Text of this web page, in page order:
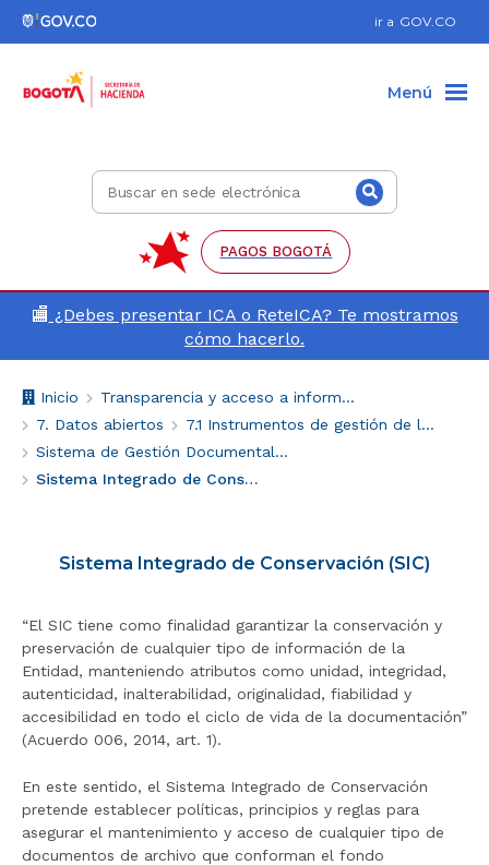
Ir al pie de página (Dirección, teléfono, etc.)
Enlace
ir a GOV.CO
PAGOS BOGOTÁ
Buscar
electrónica
Buscar
Menú
🏬 ¿Debes presentar ICA o ReteICA? Te mostramos
cómo hacerlo.
Breadcrumb
Inicio
o
e
l
i
c
i
o
Transparencia y acceso a información pública
7. Datos abiertos
7.1 Instrumentos de gestión de la información
Sistema de Gestión Documental y Archivo -SIGA
Sistema Integrado de Conservación (SIC)
Sistema Integrado de Conservación (SIC)
“El SIC tiene como finalidad garantizar la conservación y
preservación de cualquier tipo de información de la
Entidad, manteniendo atributos como unidad, integridad,
autenticidad, inalterabilidad, originalidad, fiabilidad y
accesibilidad en todo el ciclo de vida de la documentación”
(Acuerdo 006, 2014, art. 1).
En este sentido, el Sistema Integrado de Conservación
pretende establecer políticas, principios y reglas para
asegurar el mantenimiento y acceso de cualquier tipo de
documentos de archivo que conforman el fondo